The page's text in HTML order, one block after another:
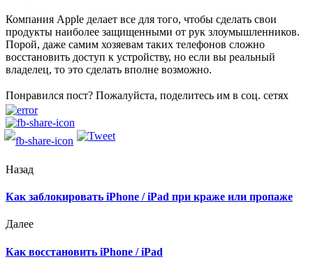
Компания Apple делает все для того, чтобы сделать свои
продукты наиболее защищенными от рук злоумышленников.
Порой, даже самим хозяевам таких телефонов сложно
восстановить доступ к устройству, но если вы реальный
владелец, то это сделать вполне возможно.
Понравился пост? Пожалуйста, поделитесь им в соц. сетях
Назад
Как заблокировать iPhone / iPad при краже или пропаже
Далее
Как восстановить iPhone / iPad